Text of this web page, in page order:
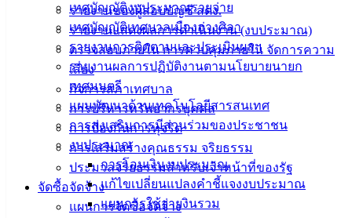
รายงานของผู้สอบบัญชี สตง.
รายงานแสดงผลการดำเนินงาน (งบประมาณ)
ตรวจสอบภายใน การควบคุมภายใน จัดการความ
เสี่ยง
กิจการสภาเทศบาล
การบริหารทรัพยากรบุคคล
การป้องกันการทุจริต
การเสริมสร้างคุณธรรม จริยธรรม
ประมวลจริยธรรมสำหรับเจ้าหน้าที่ของรัฐ
จัดซื้อจัดจ้าง
แผนการจัดซื้อจัดจ้าง
เทศบัญญัติงบประมาณรายจ่าย
เทศบัญญัติเทศบาลเมืองอ่างศิลา
รายงานการติดตามและประเมินผลฯ
รายงานผลการปฏิบัติงานตามนโยบายนายก
เทศมนตรี
แผนพัฒนาด้านเทคโนโลยีสารสนเทศ
การส่งเสริมการมีส่วนร่วมของประชาชน
งบประมาณ
การโอนเงินงบประมาณ
แก้ไขเปลี่ยนแปลงคำชี้แจงงบประมาณ
แผนการใช้จ่ายงินรวม
038-
142-100-104
บริการ
ประชาชน
ดาวน์โหลด
ฟอร์ม,